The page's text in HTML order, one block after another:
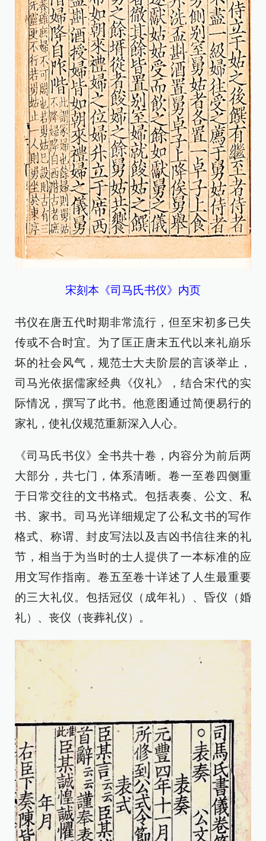
宋刻本《司马氏书仪》内页
书仪在唐五代时期非常流行，但至宋初多已失
传或不合时宜。为了匡正唐末五代以来礼崩乐
坏的社会风气，规范士大夫阶层的言谈举止，
司马光依据儒家经典《仪礼》，结合宋代的实
际情况，撰写了此书。他意图通过简便易行的
家礼，使礼仪规范重新深入人心。
《司马氏书仪》全书共十卷，内容分为前后两
大部分，共七门，体系清晰。卷一至卷四侧重
于日常交往的文书格式。包括表奏、公文、私
书、家书。司马光详细规定了公私文书的写作
格式、称谓、封皮写法以及吉凶书信往来的礼
节，相当于为当时的士人提供了一本标准的应
用文写作指南。卷五至卷十详述了人生最重要
的三大礼仪。包括冠仪（成年礼）、昏仪（婚
礼）、丧仪（丧葬礼仪）。